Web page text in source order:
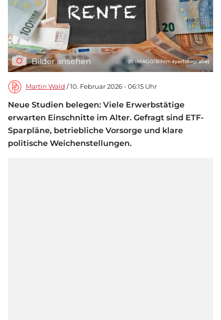
Bilder ansehen (© IMAGO/Bihlmayerfotografie)
Martin Wald / 10. Februar 2026 - 06:15 Uhr
Neue Studien belegen: Viele Erwerbstätige
erwarten Einschnitte im Alter. Gefragt sind ETF-
Sparpläne, betriebliche Vorsorge und klare
politische Weichenstellungen.